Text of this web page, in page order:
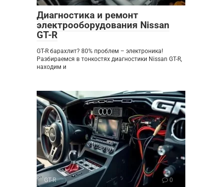
Диагностика и ремонт
электрооборудования Nissan
GT-R
GT-R барахлит? 80% проблем – электроника!
Разбираемся в тонкостях диагностики Nissan GT-R,
находим и
GT-R 0